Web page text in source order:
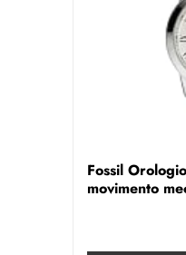
Fossil
movimento